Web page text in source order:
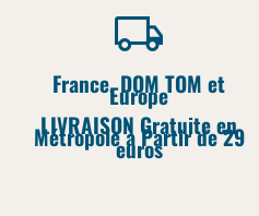
France, DOM TOM et
Europe
LIVRAISON Gratuite en
Métropole à Partir de 29
euros